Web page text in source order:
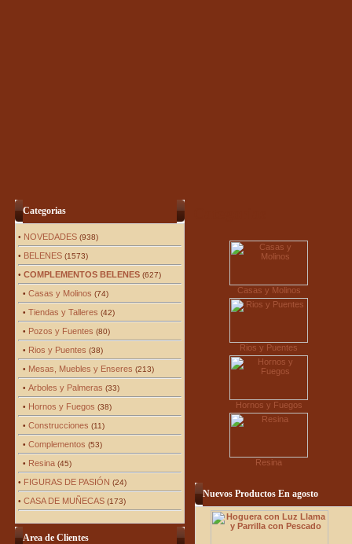
Categorias
• NOVEDADES(938)
• BELENES(1573)
• COMPLEMENTOS BELENES(627)
• Casas y Molinos (74)
• Tiendas y Talleres (42)
• Pozos y Fuentes (80)
• Rios y Puentes (38)
• Mesas, Muebles y Enseres (213)
• Arboles y Palmeras (33)
• Hornos y Fuegos (38)
• Construcciones (11)
• Complementos (53)
• Resina(45)
• FIGURAS DE PASIÓN (24)
• CASA DE MUÑECAS(173)
Area de Clientes
Casas y Molinos
Rios y Puentes
Hornos y Fuegos
Resina
Nuevos Productos En agosto